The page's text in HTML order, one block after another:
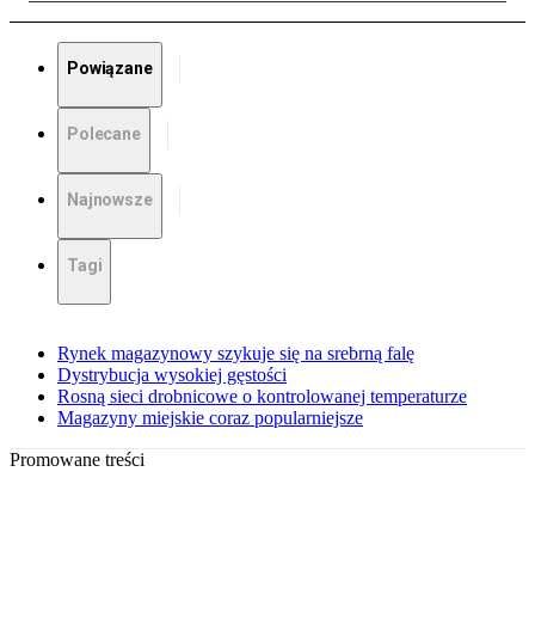
Powiązane
Polecane
Najnowsze
Tagi
Rynek magazynowy szykuje się na srebrną falę
Dystrybucja wysokiej gęstości
Rosną sieci drobnicowe o kontrolowanej temperaturze
Magazyny miejskie coraz popularniejsze
Promowane treści